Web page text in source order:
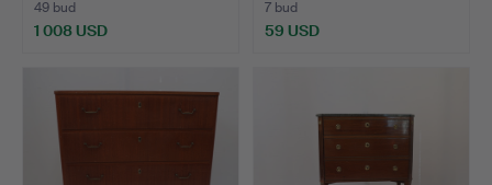
49 bud
1 008 USD
7 bud
59 USD